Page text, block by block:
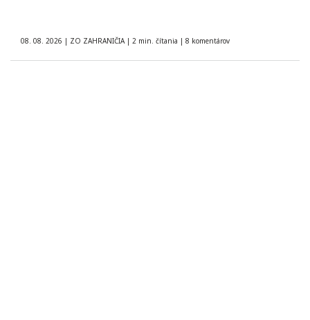
08. 08. 2026 | ZO ZAHRANIČIA | 2 min. čítania | 8 komentárov